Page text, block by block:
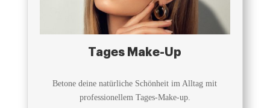
Tages Make-Up
Betone deine natürliche Schönheit im Alltag mit
professionellem Tages-Make-up.